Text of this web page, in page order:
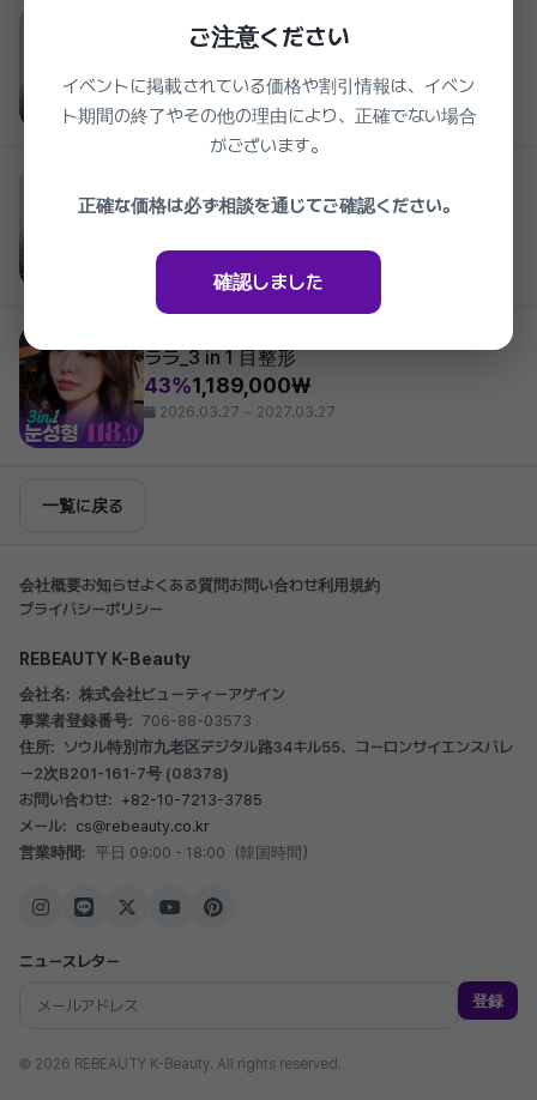
ララ 代表院長_初鼻整形
2026.03.27 ~ 2027.03.27
ララ_非切開 クイック人中短縮
2026.03.27 ~ 2027.03.27
ララ_3 in 1 目整形
43%1,189,000₩
2026.03.27 ~ 2027.03.27
一覧に戻る
会社概要お知らせよくある質問 お問い合わせ利用規約
プライバシーポリシー
REBEAUTY K-Beauty
会社名: 株式会社ビューティーアゲイン
事業者登録番号: 706-88-03573
住所: ソウル特別市九老区デジタル路34キル55、コーロンサイエンスバレ
ー2次B201-161-7号 (08378)
お問い合わせ: +82-10-7213-3785
メール: cs@rebeauty.co.kr
営業時間: 平日 09:00 - 18:00（韓国時間）
ニュースレター
登録
© 2026 REBEAUTY K-Beauty. All rights reserved.
ご注意ください
イベントに掲載されている価格や割引情報は、イベン
ト期間の終了やその他の理由により、正確でない場合
がございます。
正確な価格は必ず相談を通じてご確認ください。
確認しました